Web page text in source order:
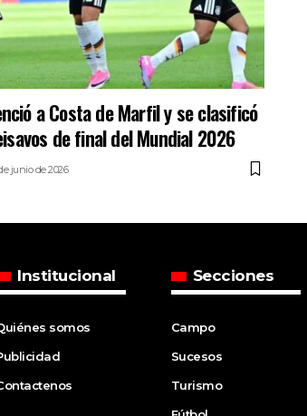
a Costa de Marfil y se clasificó
de final del Mundial 2026
junio de 2026
Institucional
somos
Secciones
Campo
Sucesos
Turismo